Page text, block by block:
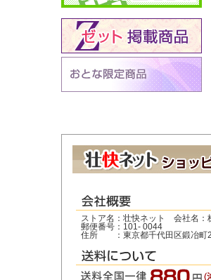
ストア名：壮快ネット 会社名：
郵便番号：101- 0044
住所 ：東京都千代田区鍛冶町